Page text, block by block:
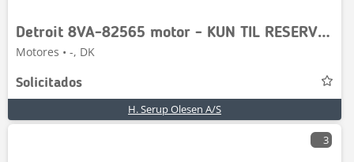
Detroit 8VA-82565 motor - KUN TIL RESERVEDELE
Motores • -, DK
Solicitados
H. Serup Olesen A/S
3